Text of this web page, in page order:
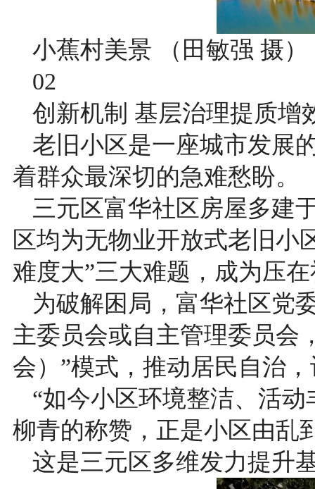
小蕉村美景 （田敏强 摄）
02
创新机制 基层治理提质增
老旧小区是一座城市发展
着群众最深切的急难愁盼。
三元区富华社区房屋多建
区均为无物业开放式老旧小
难度大”三大难题，成为压
为破解困局，富华社区党
主委员会或自主管理委员会
会）”模式，推动居民自治
“如今小区环境整洁、活
柳青的称赞，正是小区由乱
这是三元区多维发力提升